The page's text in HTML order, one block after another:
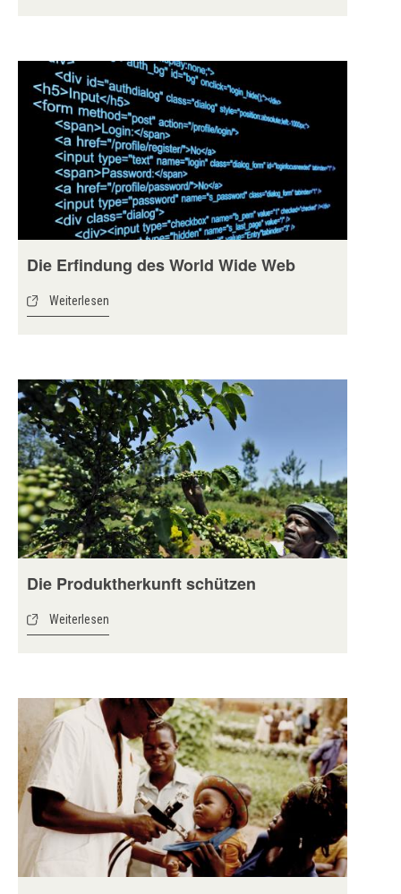
Die Erfindung des World Wide Web
Weiterlesen
Die Produktherkunft schützen
Weiterlesen